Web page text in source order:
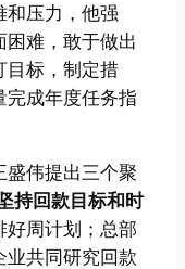
和压力，他强
难，敢于做出
目标，制定措
完成年度任务指
盛伟提出三个聚
持回款目标和时
好周计划；总部
业共同研究回款